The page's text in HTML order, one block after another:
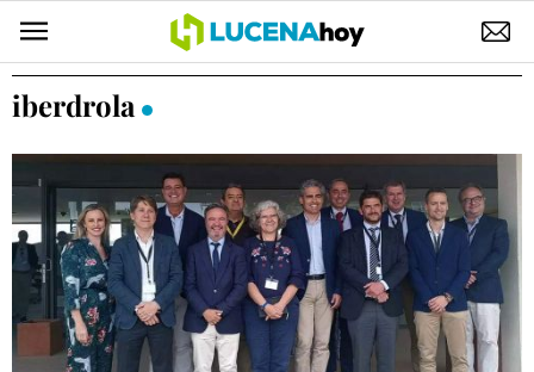
POLÍTICA
ELECCIONES
SUCESOS
ECONOMÍA
DESARROLLO LOCAL
iberdrola